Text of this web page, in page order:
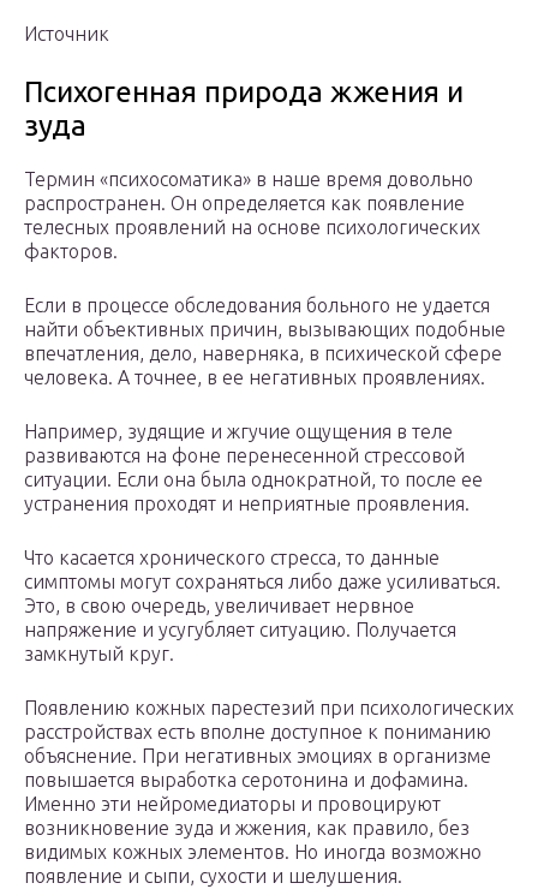
Источник
Психогенная природа жжения и
зуда
Термин «психосоматика» в наше время довольно
распространен. Он определяется как появление
телесных проявлений на основе психологических
факторов.
Если в процессе обследования больного не удается
найти объективных причин, вызывающих подобные
впечатления, дело, наверняка, в психической сфере
человека. А точнее, в ее негативных проявлениях.
Например, зудящие и жгучие ощущения в теле
развиваются на фоне перенесенной стрессовой
ситуации. Если она была однократной, то после ее
устранения проходят и неприятные проявления.
Что касается хронического стресса, то данные
симптомы могут сохраняться либо даже усиливаться.
Это, в свою очередь, увеличивает нервное
напряжение и усугубляет ситуацию. Получается
замкнутый круг.
Появлению кожных парестезий при психологических
расстройствах есть вполне доступное к пониманию
объяснение. При негативных эмоциях в организме
повышается выработка серотонина и дофамина.
Именно эти нейромедиаторы и провоцируют
возникновение зуда и жжения, как правило, без
видимых кожных элементов. Но иногда возможно
появление и сыпи, сухости и шелушения.